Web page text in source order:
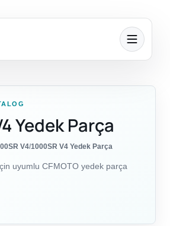
Yedek Parça
V4/1000SR V4 Yedek Parça
uyumlu CFMOTO yedek parça